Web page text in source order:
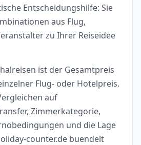
Entscheidungshilfe: Sie
aus Flug,
zu Ihrer Reiseidee
ist der Gesamtpreis
Flug- oder Hotelpreis.
auf
Zimmerkategorie,
und die Lage
counter.de buendelt